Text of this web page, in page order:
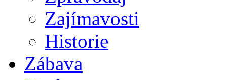
Zajímavosti
Historie
Zábava